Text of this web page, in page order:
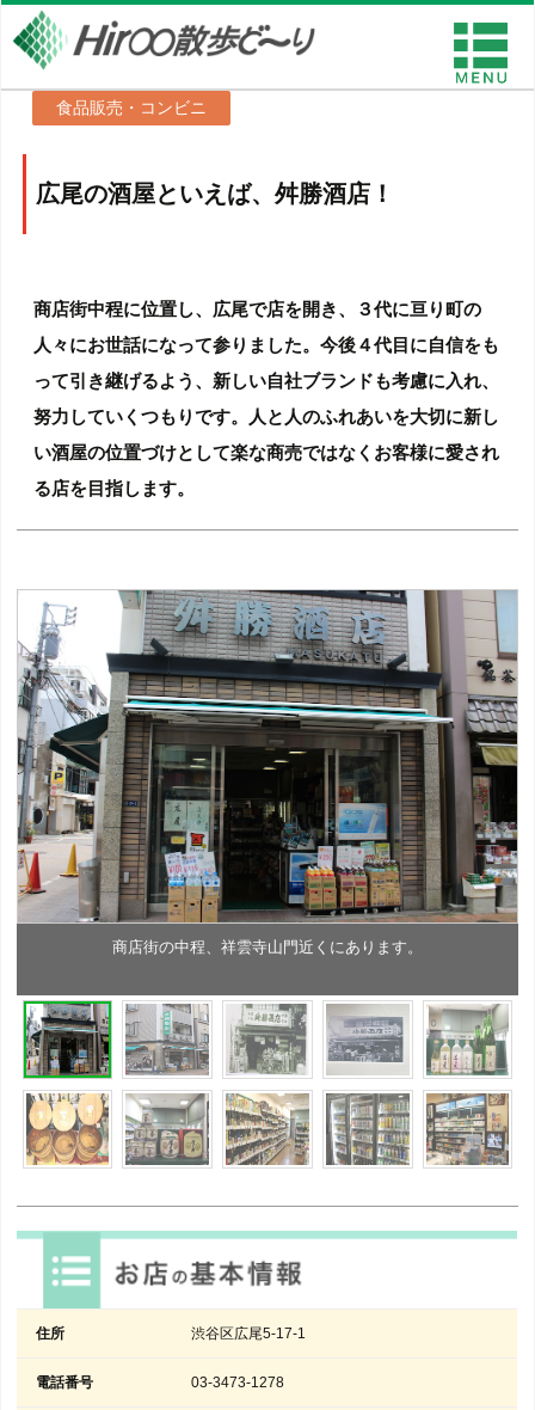
食品販売・コンビニ
広尾の酒屋といえば、舛勝酒店！
商店街中程に位置し、広尾で店を開き、３代に亘り町の
人々にお世話になって参りました。今後４代目に自信をも
って引き継げるよう、新しい自社ブランドも考慮に入れ、
努力していくつもりです。人と人のふれあいを大切に新し
い酒屋の位置づけとして楽な商売ではなくお客様に愛され
る店を目指します。
商店街の中程、祥雲寺山門近くにあります。
住所 渋谷区広尾5-17-1
電話番号 03-3473-1278